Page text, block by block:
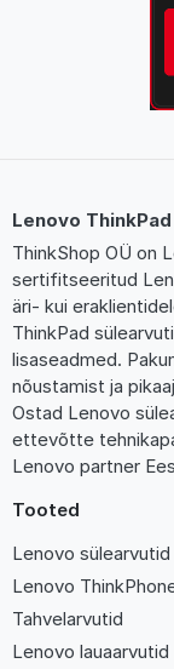
Lenovo ThinkPad
ThinkShop OÜ on
sertifitseeritud
äri- kui
ThinkPad
lisaseadmed.
nõustamist ja
Ostad Lenovo
ettevõtte
Lenovo partner
Tooted
Lenovo sülearvutid
Lenovo
Tahvelarvutid
Lenovo lauaarvutid